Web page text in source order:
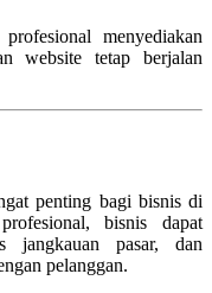
menyediakan
website tetap berjalan
penting bagi bisnis di
bisnis dapat
jangkauan pasar, dan
pelanggan.